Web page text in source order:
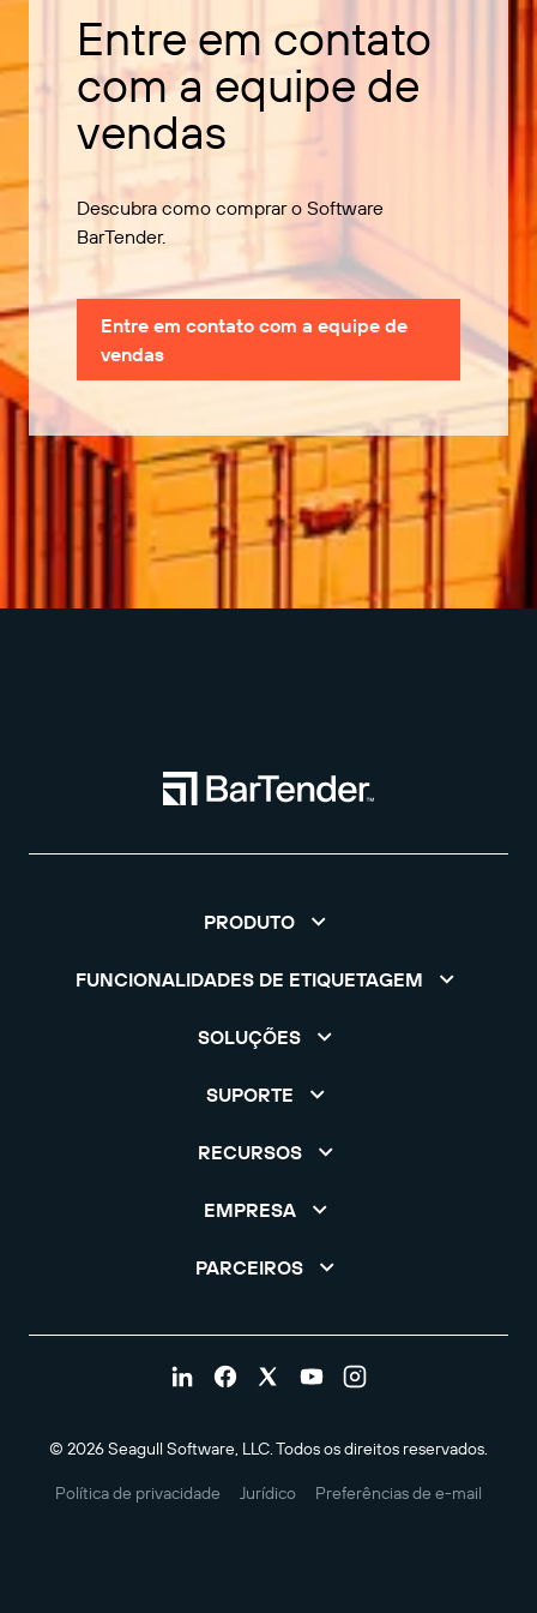
Entre em contato
com a equipe de
vendas
Descubra como comprar o Software
BarTender.
Entre em contato com a equipe de
vendas
PRODUTO
FUNCIONALIDADES DE ETIQUETAGEM
SOLUÇÕES
SUPORTE
RECURSOS
EMPRESA
PARCEIROS
© 2026 Seagull Software, LLC. Todos os direitos reservados.
Política de privacidade Jurídico Preferências de e-mail